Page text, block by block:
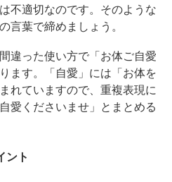
不適切なのです。そのような
言葉で締めましょう。
違った使い方で「お体ご自愛
ます。「自愛」には「お体を
れていますので、重複表現に
愛くださいませ」とまとめる
ント